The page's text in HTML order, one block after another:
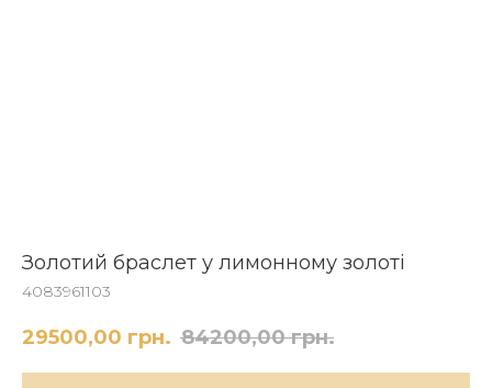
Золотий браслет у лимонному золоті
4083961103
29500,00 грн. 84200,00 грн.